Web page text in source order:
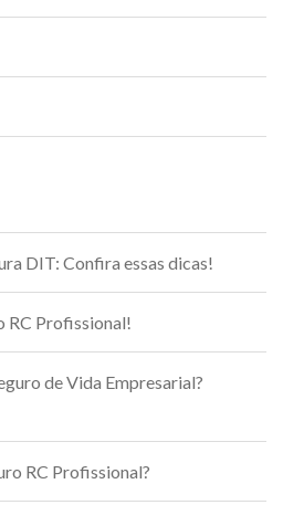
DIT: Confira essas dicas!
RC Profissional!
de Vida Empresarial?
RC Profissional?